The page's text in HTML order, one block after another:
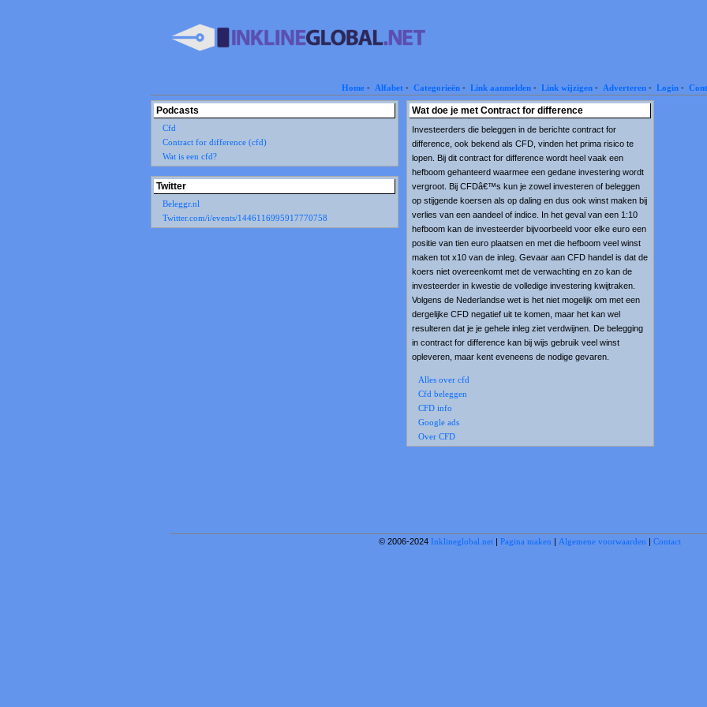
Home - Alfabet - Categorieën - Link aanmelden - Link wijzigen - Adverteren - Login -
Podcasts
Cfd
Contract for difference (cfd)
Wat is een cfd?
Twitter
Beleggr.nl
Twitter.com/i/events/1446116995917770758
Wat doe je met Contract for difference
Investeerders die beleggen in de berichte contract for
difference, ook bekend als CFD, vinden het prima risico te
lopen. Bij dit contract for difference wordt heel vaak een
hefboom gehanteerd waarmee een gedane investering wordt
vergroot. Bij CFDâ€™s kun je zowel investeren of beleggen
op stijgende koersen als op daling en dus ook winst maken bij
verlies van een aandeel of indice. In het geval van een 1:10
hefboom kan de investeerder bijvoorbeeld voor elke euro een
positie van tien euro plaatsen en met die hefboom veel winst
maken tot x10 van de inleg. Gevaar aan CFD handel is dat de
koers niet overeenkomt met de verwachting en zo kan de
investeerder in kwestie de volledige investering kwijtraken.
Volgens de Nederlandse wet is het niet mogelijk om met een
dergelijke CFD negatief uit te komen, maar het kan wel
resulteren dat je je gehele inleg ziet verdwijnen. De belegging
in contract for difference kan bij wijs gebruik veel winst
opleveren, maar kent eveneens de nodige gevaren.
Alles over cfd
Cfd beleggen
CFD info
Google ads
Over CFD
© 2006-2024Inklineglobal.net |Pagina maken | Algemene voorwaarden |Contact